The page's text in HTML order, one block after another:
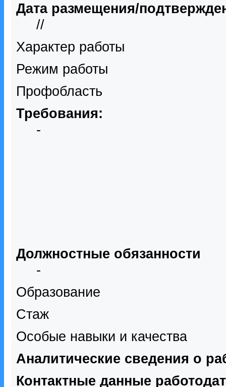
Дата размещения/
//
Характер работы
Режим работы
Профобласть
Требования:
-
Должностные обязанности
-
Образование
Стаж
Особые навыки и качества
Аналитические сведения о
Контактные данные